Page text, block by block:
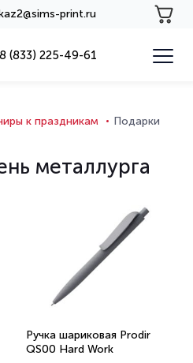
print.ru
8 (833) 225-49-61
к праздникам
Подарки
металлурга
Ручка шариковая Prodir
QS00 Hard Work